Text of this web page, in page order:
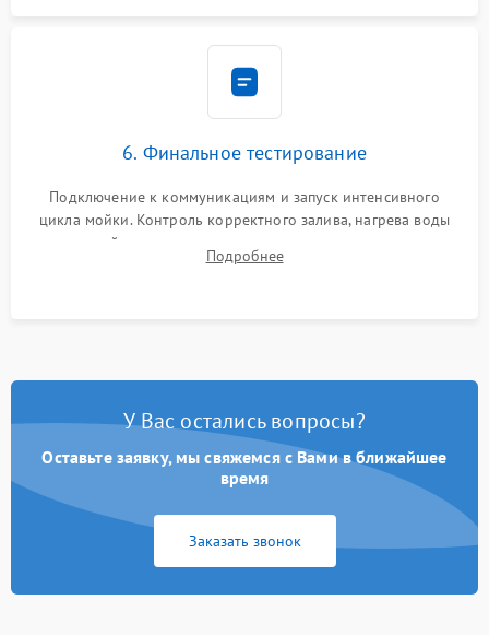
6. Финальное тестирование
Подключение к коммуникациям и запуск интенсивного
цикла мойки. Контроль корректного залива, нагрева воды
до нужной температуры, отсутствия посторонних шумов,
штатного слива и абсолютной сухости в поддоне.
Подробнее
У Вас остались вопросы?
Оставьте заявку, мы свяжемся с Вами в ближайшее
время
Заказать звонок